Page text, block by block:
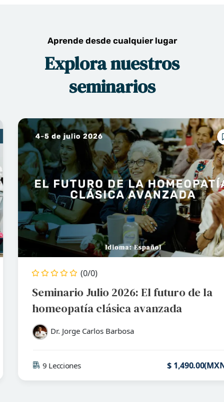
Aprende desde cualquier lugar
Explora nuestros
seminarios
(0/0)
Seminario Julio 2026: El futuro de la
homeopatía clásica avanzada
Dr. Jorge Carlos Barbosa
9 Lecciones 1,490.00(MXN)